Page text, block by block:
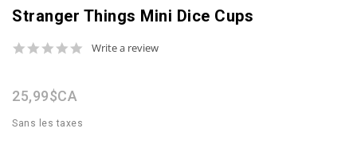
Stranger Things Mini Dice Cups
0.0
Write a review
25,99$CA
Sans les taxes